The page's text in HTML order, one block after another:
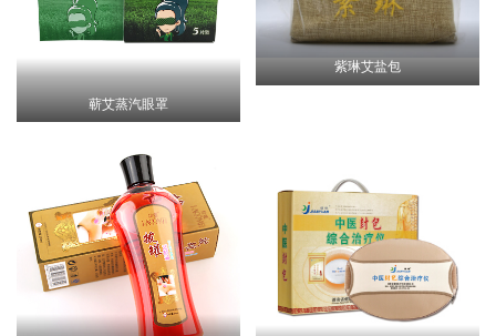
蕲艾蒸汽眼罩
紫琳艾盐包